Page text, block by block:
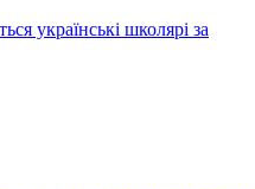
українські школярі за